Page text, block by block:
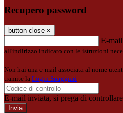
Recupero password
button close ×
E-mail
all'indirizzo indicato con le istruzioni
Non hai una e-mail associata al nome
tramite la Login Spaggiari
E-mail inviata, si prega di